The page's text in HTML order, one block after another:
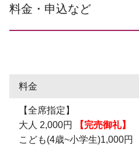
料金・申込など
料金
【全席指定】
大人 2,000円
【完売御礼】
こども(4歳~小学生)1,000円